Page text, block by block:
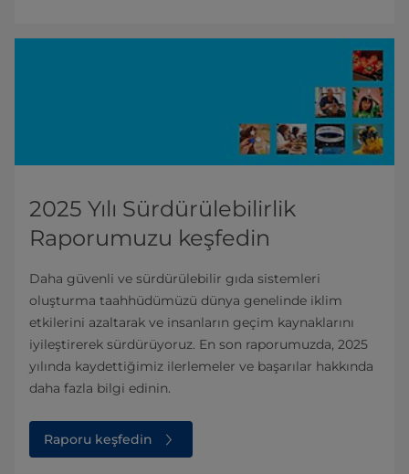
2025 Yılı Sürdürülebilirlik
Raporumuzu keşfedin
Daha güvenli ve sürdürülebilir gıda sistemleri
oluşturma taahhüdümüzü dünya genelinde iklim
etkilerini azaltarak ve insanların geçim kaynaklarını
iyileştirerek sürdürüyoruz. En son raporumuzda, 2025
yılında kaydettiğimiz ilerlemeler ve başarılar hakkında
daha fazla bilgi edinin.
Raporu keşfedin